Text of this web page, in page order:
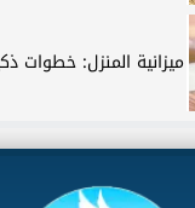
ميزانية المنزل: خطوات